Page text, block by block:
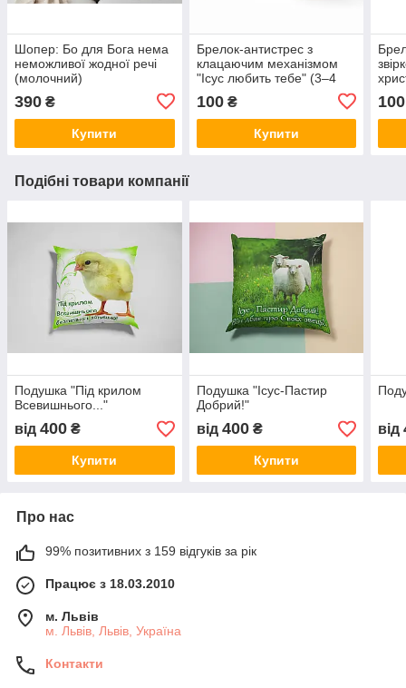
Шопер: Бо для Бога нема
неможливої жодної речі
(молочний)
390 ₴
Купити
Брелок-антистрес з
клацаючим механізмом
"Ісус любить тебе" (3–4
100₴
Купити
см
100
Подібні товари компанії
Подушка "Під крилом
Всевишнього..."
від 400 ₴
Купити
Подушка "Ісус-Пастир
Добрий!"
від 400₴
Купити
від
Про нас
99% позитивних з 159 відгуків за рік
Працює з 18.03.2010
м. Львів
м. Львів, Львів, Україна
Контакти